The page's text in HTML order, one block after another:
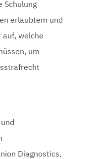
Schulung
erlaubtem und
welche
um
Diagnostics,